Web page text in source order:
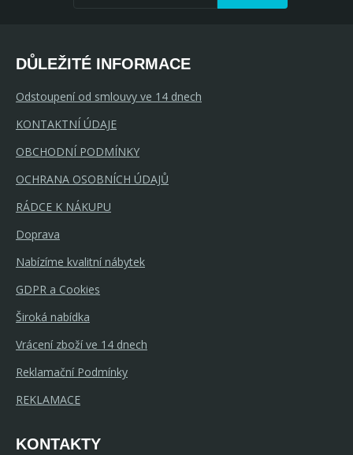
DŮLEŽITÉ INFORMACE
Odstoupení od smlouvy ve 14 dnech
KONTAKTNÍ ÚDAJE
OBCHODNÍ PODMÍNKY
OCHRANA OSOBNÍCH ÚDAJŮ
RÁDCE K NÁKUPU
Doprava
Nabízíme kvalitní nábytek
GDPR a Cookies
Široká nabídka
Vrácení zboží ve 14 dnech
Reklamační Podmínky
REKLAMACE
KONTAKTY